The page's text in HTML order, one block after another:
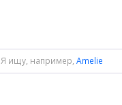
Я ищу, например, Amelie